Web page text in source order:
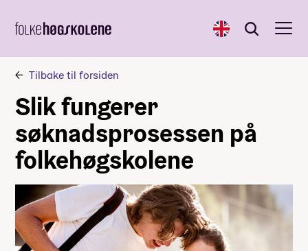
English Søk
Søk
Tilbake til forsiden
Slik fungerer
søknadsprosessen på
folkehøgskolene